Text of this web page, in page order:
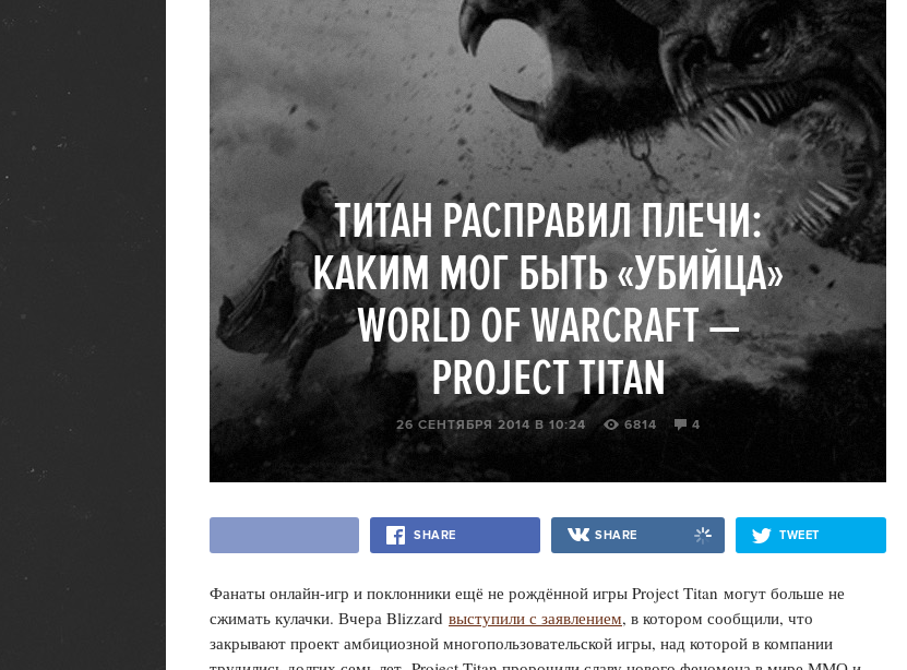
ТИТАН РАСПРАВИЛ ПЛЕЧИ:
КАКИМ МОГ БЫТЬ «УБИЙЦА»
WORLD OF WARCRAFT —
PROJECT TITAN
26 СЕНТЯБРЯ 2014 В 10:24 6814 4
SHARE SHARE TWEET
Фанаты онлайн-игр и поклонники ещё не рождённой игры Project Titan могут больше не
сжимать кулачки. Вчера Blizzard выступили с заявлением, в котором сообщили, что
закрывают проект амбициозной многопользовательской игры, над которой в компании